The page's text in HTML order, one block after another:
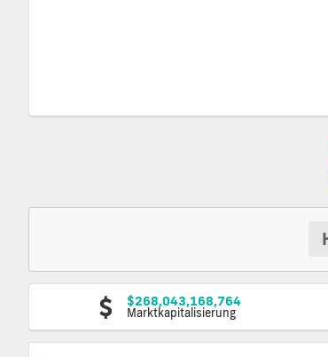
$268,043,168,764
Marktkapitalisierung